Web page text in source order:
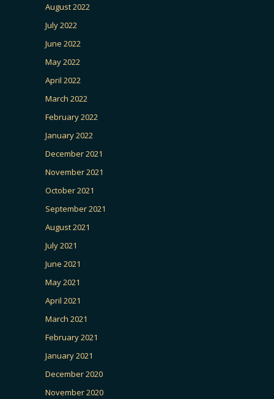
August 2022
July 2022
June 2022
May 2022
April 2022
March 2022
February 2022
January 2022
December 2021
November 2021
October 2021
September 2021
August 2021
July 2021
June 2021
May 2021
April 2021
March 2021
February 2021
January 2021
December 2020
November 2020